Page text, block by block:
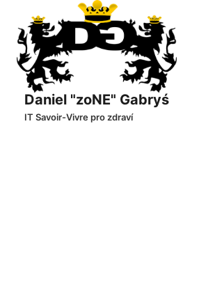
obsah
Daniel "zoNE" Gabryś
IT Savoir-Vivre pro zdraví